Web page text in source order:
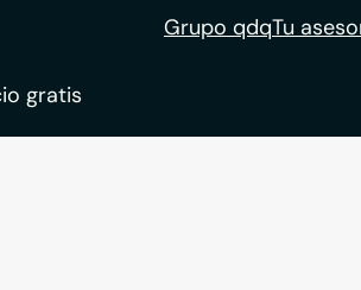
Grupo qdqTu
gratis